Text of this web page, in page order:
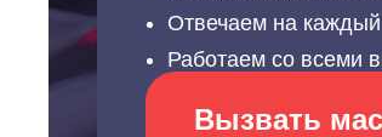
Отвечаем на
Работаем со всеми
Вызвать